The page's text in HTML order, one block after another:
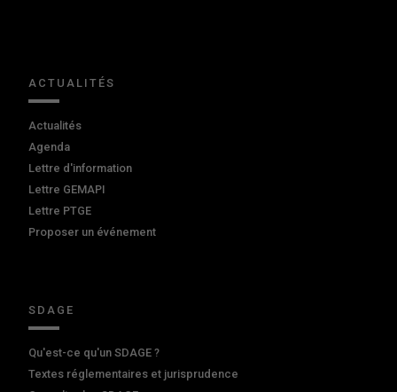
ACTUALITÉS
Actualités
Agenda
Lettre d'information
Lettre GEMAPI
Lettre PTGE
Proposer un événement
SDAGE
Qu'est-ce qu'un SDAGE ?
Textes réglementaires et jurisprudence